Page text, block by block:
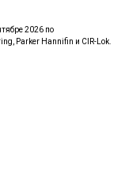
2026 по
Parker Hannifin и CIR-Lok.